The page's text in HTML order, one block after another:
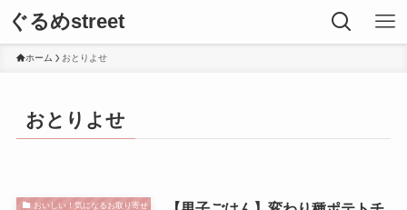
ぐるめstreet
ホーム おとりよせ
おとりよせ
おいしい！気になるお取り寄せ